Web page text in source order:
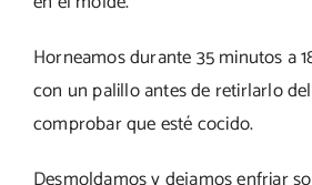
Horneamos durante 35 minutos a
con un palillo antes de retirlarlo
comprobar que esté cocido.